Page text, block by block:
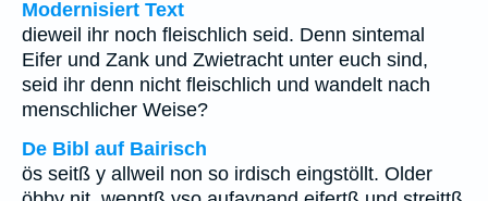
Modernisiert Text
dieweil ihr noch fleischlich seid. Denn sintemal
Eifer und Zank und Zwietracht unter euch sind,
seid ihr denn nicht fleischlich und wandelt nach
menschlicher Weise?
De Bibl auf Bairisch
ös seitß y allweil non so irdisch eingstöllt. Older